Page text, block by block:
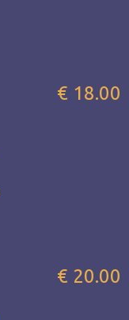
€ 18.00
€ 20.00